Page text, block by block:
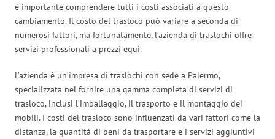
è importante comprendere tutti i costi associati a questo
cambiamento. Il costo del trasloco può variare a seconda di
numerosi fattori, ma fortunatamente, l’azienda di traslochi offre
servizi professionali a prezzi equi.
L’azienda è un’impresa di traslochi con sede a Palermo,
specializzata nel fornire una gamma completa di servizi di
trasloco, inclusi l’imballaggio, il trasporto e il montaggio dei
mobili. I costi del trasloco sono influenzati da vari fattori come la
distanza, la quantità di beni da trasportare e i servizi aggiuntivi